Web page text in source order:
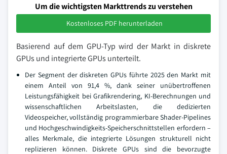
Um die wichtigsten Markttrends zu verstehen
Kostenloses PDF herunterladen
Basierend auf dem GPU-Typ wird der Markt in diskrete
GPUs und integrierte GPUs unterteilt.
Der Segment der diskreten GPUs führte 2025 den Markt mit
einem Anteil von 91,4 %, dank seiner unübertroffenen
Leistungsfähigkeit bei Grafikrendering, KI-Berechnungen und
wissenschaftlichen Arbeitslasten, die dedizierten
Videospeicher, vollständig programmierbare Shader-Pipelines
und Hochgeschwindigkeits-Speicherschnittstellen erfordern –
alles Merkmale, die integrierte Lösungen strukturell nicht
replizieren können. Diskrete GPUs sind die bevorzugte